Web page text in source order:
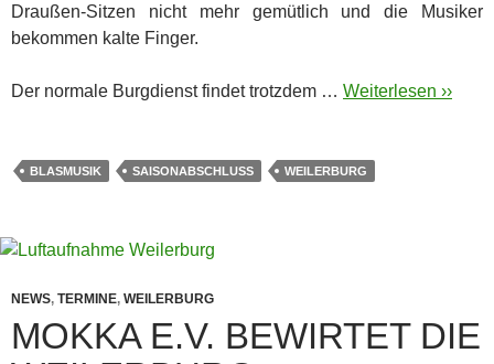
Draußen-Sitzen nicht mehr gemütlich und die Musiker
bekommen kalte Finger.
Der normale Burgdienst findet trotzdem … Weiterlesen ››
BLASMUSIK SAISONABSCHLUSS WEILERBURG
NEWS, TERMINE, WEILERBURG
MOKKA E.V. BEWIRTET DIE